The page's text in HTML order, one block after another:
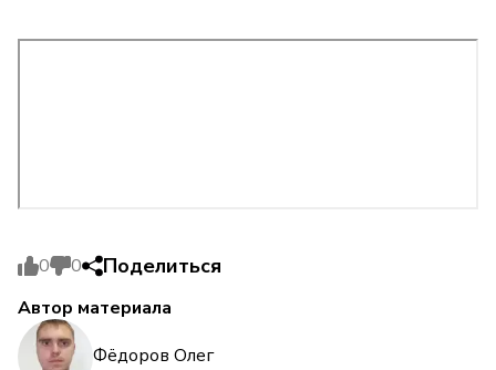
0 0 Поделиться
Автор материала
Фёдоров Олег